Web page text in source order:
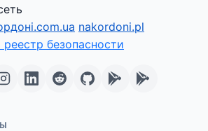
nakordoni.pl
безопасности